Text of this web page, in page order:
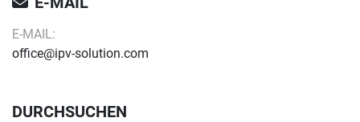
E-MAIL:
office@ipv-solution.com
DURCHSUCHEN